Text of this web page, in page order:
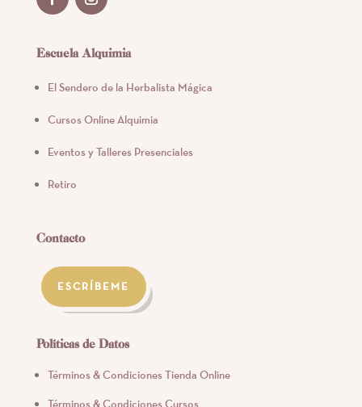
Escuela Alquimia
El Sendero de la Herbalista Mágica
Cursos Online Alquimia
Eventos y Talleres Presenciales
Retiro
Contacto
ESCRÍBEME
Políticas de Datos
Términos & Condiciones Tienda Online
Términos & Condiciones Cursos